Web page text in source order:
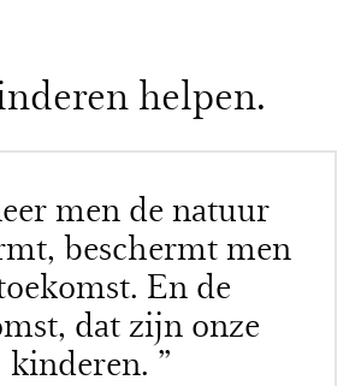
helpen.
men de natuur
beschermt men
En de
dat zijn onze
kinderen. ”